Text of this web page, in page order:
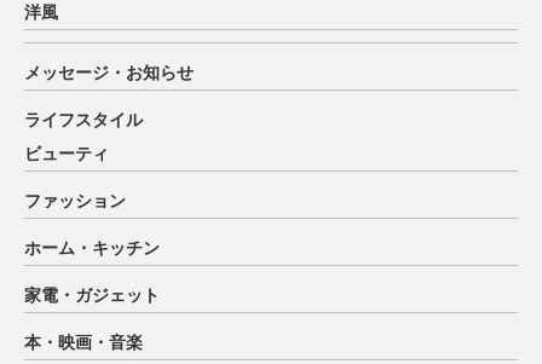
洋風
メッセージ・お知らせ
ライフスタイル
ビューティ
ファッション
ホーム・キッチン
家電・ガジェット
本・映画・音楽